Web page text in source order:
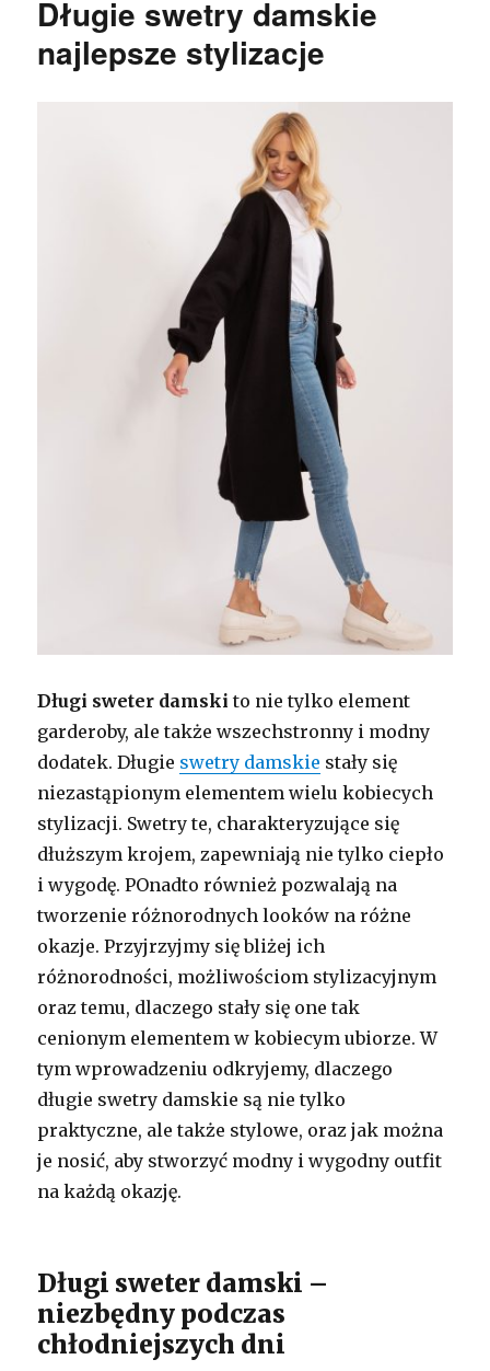
Długie swetry damskie
najlepsze stylizacje
Długi sweter damski to nie tylko element
garderoby, ale także wszechstronny i modny
dodatek. Długie swetry damskie stały się
niezastąpionym elementem wielu kobiecych
stylizacji. Swetry te, charakteryzujące się
dłuższym krojem, zapewniają nie tylko ciepło
i wygodę. POnadto również pozwalają na
tworzenie różnorodnych looków na różne
okazje. Przyjrzyjmy się bliżej ich
różnorodności, możliwościom stylizacyjnym
oraz temu, dlaczego stały się one tak
cenionym elementem w kobiecym ubiorze. W
tym wprowadzeniu odkryjemy, dlaczego
długie swetry damskie są nie tylko
praktyczne, ale także stylowe, oraz jak można
je nosić, aby stworzyć modny i wygodny outfit
na każdą okazję.
Długi sweter damski –
niezbędny podczas
chłodniejszych dni